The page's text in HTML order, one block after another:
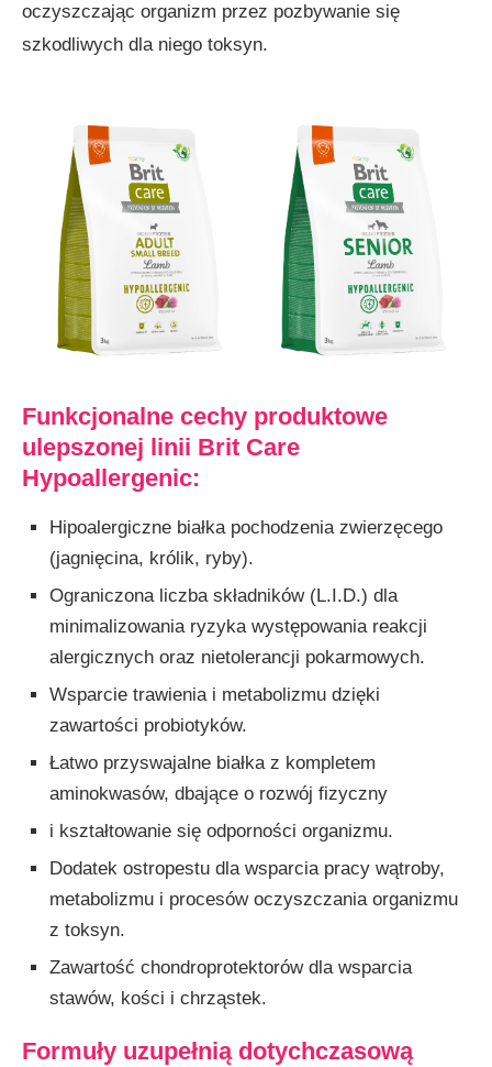
oczyszczając organizm przez pozbywanie się
szkodliwych dla niego toksyn.
Funkcjonalne cechy produktowe
ulepszonej linii Brit Care
Hypoallergenic:
Hipoalergiczne białka pochodzenia zwierzęcego
(jagnięcina, królik, ryby).
Ograniczona liczba składników (L.I.D.) dla
minimalizowania ryzyka występowania reakcji
alergicznych oraz nietolerancji pokarmowych.
Wsparcie trawienia i metabolizmu dzięki
zawartości probiotyków.
Łatwo przyswajalne białka z kompletem
aminokwasów, dbające o rozwój fizyczny
i kształtowanie się odporności organizmu.
Dodatek ostropestu dla wsparcia pracy wątroby,
metabolizmu i procesów oczyszczania organizmu
z toksyn.
Zawartość chondroprotektorów dla wsparcia
stawów, kości i chrząstek.
Formuły uzupełnią dotychczasową